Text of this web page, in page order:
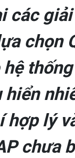
các
chọn
thống
hiển
hợp lý
chưa